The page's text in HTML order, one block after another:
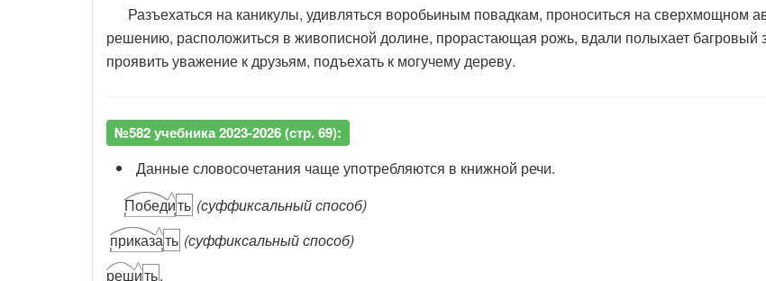
Разъехаться на каникулы, удивляться воробьиным повадкам, проноситься на сверхмощном
решению, расположиться в живописной долине, прорастающая рожь, вдали полыхает багровый
проявить уважение к друзьям, подъехать к могучему дереву.
№582 учебника 2023-2026 (стр. 69):
Данные словосочетания чаще употребляются в книжной речи.
Победить (суффиксальный способ)
приказать (суффиксальный способ)
решить,